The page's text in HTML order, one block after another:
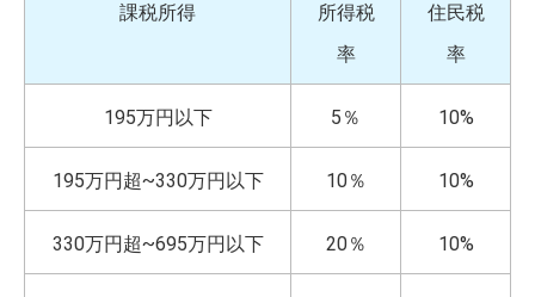
課税所得
所得税
率
住民税
率
195万円以下 5％ 10%
195万円超~330万円以下 10％ 10%
330万円超~695万円以下 20％ 10%